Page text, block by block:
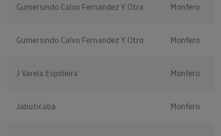
Gumersindo Calvo Fernandez Y Otra Monfero
Gumersindo Calvo Fernandez Y Otro Monfero
J Varela Espiñeira Monfero
Jabuticaba Monfero